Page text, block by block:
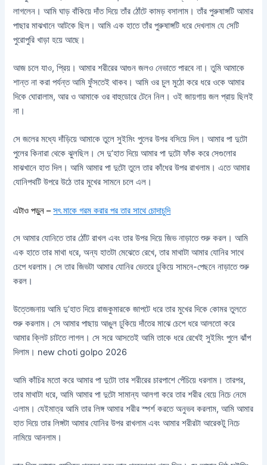
লাগলেন। আমি ঘাড় বাঁকিয়ে দাঁত দিয়ে তাঁর ঠোঁটে কামড় বসালাম। তাঁর পুরুষাঙ্গটি আমার
পাছার মাঝখানে আটকে ছিল। আমি এক হাতে তাঁর পুরুষাঙ্গটি ধরে দেখলাম যে সেটি
পুরোপুরি খাড়া হয়ে আছে।
আজ চলে যাও, প্রিয়। আমার শরীরের আগুন জলও নেভাতে পারবে না। তুমি আমাকে
শান্ত না করা পর্যন্ত আমি ফুঁসতেই থাকব। আমি ওর চুল মুঠো করে ধরে ওকে আমার
দিকে ঘোরালাম, আর ও আমাকে ওর বাহুডোরে টেনে নিল। ওই জায়গায় জল প্রায় ছিলই
না।
সে জলের মধ্যে দাঁড়িয়ে আমাকে তুলে সুইমিং পুলের উপর বসিয়ে দিল। আমার পা দুটো
পুলের কিনারা থেকে ঝুলছিল। সে দু’হাত দিয়ে আমার পা দুটো ফাঁক করে সেগুলোর
মাঝখানে হাত দিল। আমি আমার পা দুটো তুলে তার কাঁধের উপর রাখলাম। এতে আমার
যোনিপথটি উপরে উঠে তার মুখের সামনে চলে এল।
এটাও পড়ুন – সৎ মাকে গরম করার পর তার সাথে চোদাচুদি
সে আমার যোনিতে তার ঠোঁট রাখল এবং তার উপর দিয়ে জিভ নাড়াতে শুরু করল। আমি
এক হাতে তার মাথা ধরে, অন্য হাতটা মেঝেতে রেখে, তার মাথাটা আমার যোনির সাথে
চেপে ধরলাম। সে তার জিভটা আমার যোনির ভেতরে ঢুকিয়ে সামনে-পেছনে নাড়াতে শুরু
করল।
উত্তেজনায় আমি দু’হাত দিয়ে রাজকুমারকে জাপটে ধরে তার মুখের দিকে কোমর তুলতে
শুরু করলাম। সে আমার পাছায় আঙুল ঢুকিয়ে দাঁতের মাঝে চেপে ধরে আলতো করে
আমার ক্লিট চাটতে লাগল। সে সরে আসতেই আমি তাকে ধরে রেখেই সুইমিং পুলে ঝাঁপ
দিলাম। new choti golpo 2026
আমি কাঁচির মতো করে আমার পা দুটো তার শরীরের চারপাশে পেঁচিয়ে ধরলাম। তারপর,
তার মাথাটা ধরে, আমি আমার পা দুটো সামান্য আলগা করে তার শরীর বেয়ে নিচে নেমে
এলাম। যেইমাত্র আমি তার লিঙ্গ আমার শরীর স্পর্শ করতে অনুভব করলাম, আমি আমার
হাত দিয়ে তার লিঙ্গটা আমার যোনির উপর রাখলাম এবং আমার শরীরটা আরেকটু নিচে
নামিয়ে আনলাম।